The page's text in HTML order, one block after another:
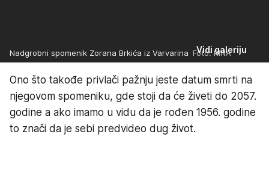
Vidi galeriju
Nadgrobni spomenik Zorana Brkića iz Varvarina Foto: RINA
Ono što takođe privlači pažnju jeste datum smrti na
njegovom spomeniku, gde stoji da će živeti do 2057.
godine a ako imamo u vidu da je rođen 1956. godine
to znači da je sebi predvideo dug život.